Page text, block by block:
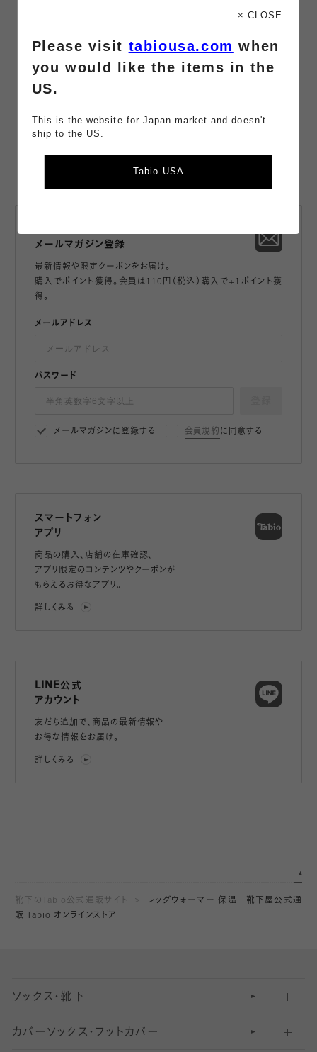
#タイツ 保温 #インナー 保温
#五本指ソックス 保温 #防寒 保温
メールマガジン登録
最新情報や限定クーポンをお届け。
購入でポイント獲得。会員は110円（税込）購入で+1ポイント獲
得。
メールアドレス
パスワード
メールマガジンに登録する 会員規約 に同意する
スマートフォン
アプリ
商品の購入、店舗の在庫確認、
アプリ限定のコンテンツやクーポンが
もらえるお得なアプリ。
詳しくみる
LINE公式
アカウント
友だち追加で、 商品の最新情報や
お得な情報をお届け。
詳しくみる
靴下のTabio公式通販サイト
レッグウォーマー 保温 | 靴下屋公式通
販 Tabio オンラインストア
ソックス・靴下
五本指ソックス・靴下
カバーソックス・フットカバー
× CLOSE
Please visit tabiousa.com when
you would like the items in the
US.
This is the website for Japan market and doesn't
ship to the US.
Tabio USA